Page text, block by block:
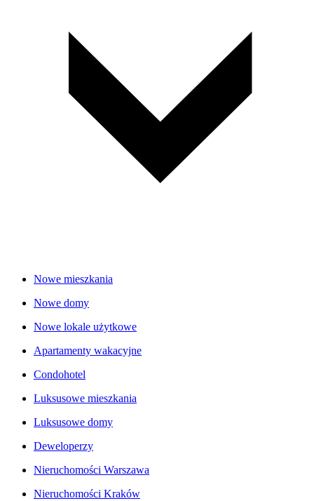
Nowe mieszkania
Nowe domy
Nowe lokale użytkowe
Apartamenty wakacyjne
Condohotel
Luksusowe mieszkania
Luksusowe domy
Deweloperzy
Nieruchomości Warszawa
Nieruchomości Kraków